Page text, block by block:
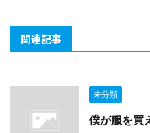
関連記事
未分類
僕が服を買